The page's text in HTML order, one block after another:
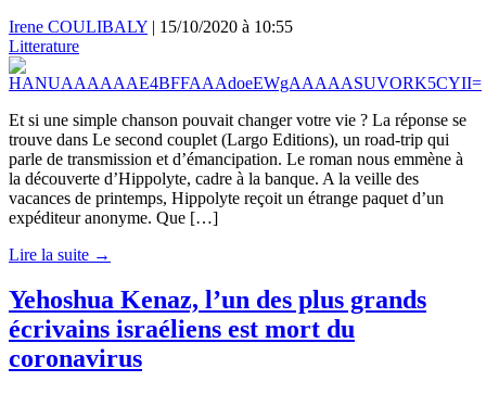
Irene COULIBALY | 15/10/2020 à 10:55
Litterature
Et si une simple chanson pouvait changer votre vie ? La réponse se
trouve dans Le second couplet (Largo Editions), un road-trip qui
parle de transmission et d’émancipation. Le roman nous emmène à
la découverte d’Hippolyte, cadre à la banque. A la veille des
vacances de printemps, Hippolyte reçoit un étrange paquet d’un
expéditeur anonyme. Que […]
Lire la suite →
Yehoshua Kenaz, l’un des plus grands
écrivains israéliens est mort du
coronavirus